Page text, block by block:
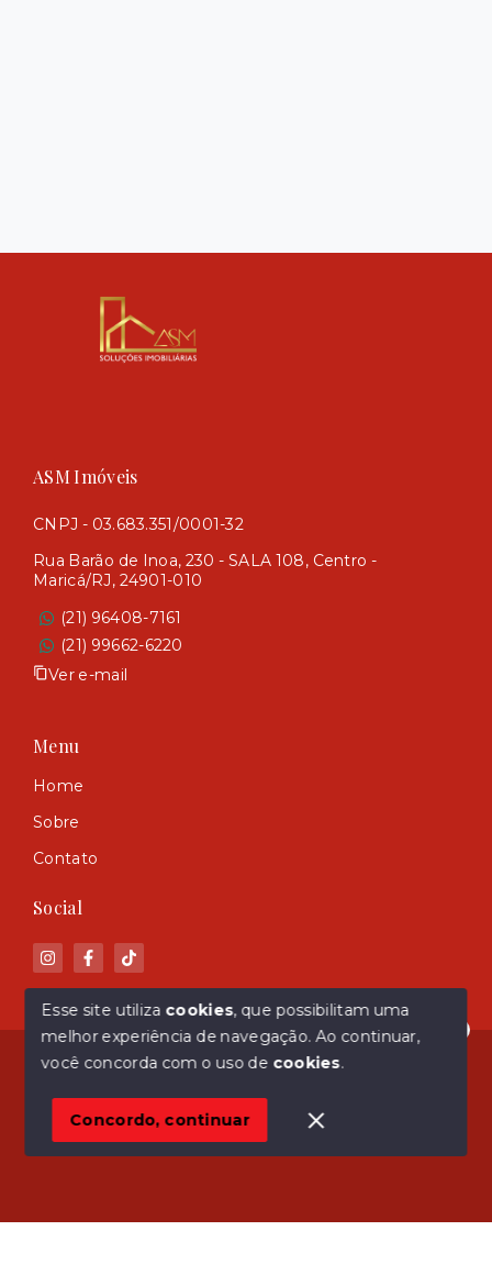
Olá! Estamos disponíveis para te ajudar.
ASM Imóveis
CNPJ - 03.683.351/0001-32
Rua Barão de Inoa, 230 - SALA 108, Centro -
Maricá/RJ, 24901-010
(21) 96408-7161
(21) 99662-6220
Ver e-mail
Menu
Home
Sobre
Contato
Social
© Copyright 2026 - ASM Imóveis - Todos os direitos
SITE PARA IMOBILIARIA
Esse site utiliza cookies, que possibilitam uma
melhor experiência de navegação.Ao continuar,
você concorda com o uso de cookies.
Concordo, continuar